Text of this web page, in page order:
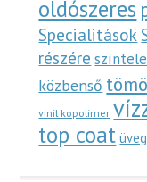
oldószeres
Specialitások
részére
közbenső
vinil kopolimer
top coat üveg